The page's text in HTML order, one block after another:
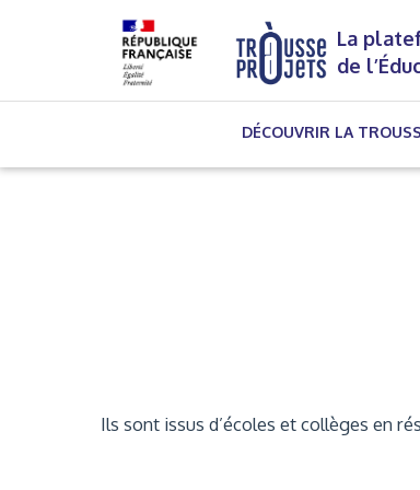
La
de
DÉCOUVRIR LA
Ils sont issus d’écoles et collèges en